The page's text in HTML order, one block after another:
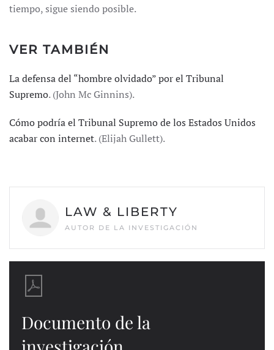
tiempo, sigue siendo posible.
VER TAMBIÉN
La defensa del “hombre olvidado” por el Tribunal
Supremo. (John Mc Ginnins).
Cómo podría el Tribunal Supremo de los Estados Unidos
acabar con internet. (Elijah Gullett).
LAW & LIBERTY
AUTOR DE LA INVESTIGACIÓN
Documento de la